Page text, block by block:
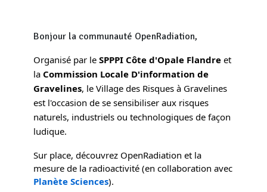
Bonjour la communauté OpenRadiation,
Organisé par le SPPPI Côte d'Opale Flandre et
la Commission Locale D'information de
Gravelines, le Village des Risques à Gravelines
est l'occasion de se sensibiliser aux risques
naturels, industriels ou technologiques de façon
ludique.
Sur place, découvrez OpenRadiation et la
Planète Sciences).